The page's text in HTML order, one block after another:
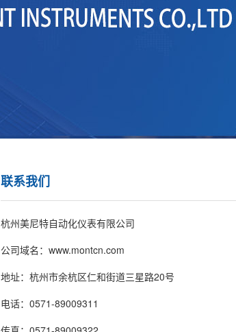
联系我们
杭州美尼特自动化仪表有限公司
公司域名：www.montcn.com
地址：杭州市余杭区仁和街道三星路20号
电话：0571-89009311